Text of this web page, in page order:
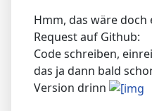
Hmm, das wäre
Request auf Github:
Code schreiben,
das ja dann bald
Version drinn